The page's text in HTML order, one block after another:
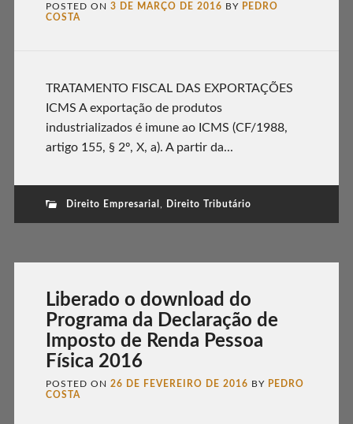
POSTED ON 3 DE MARÇO DE 2016 BY PEDRO
COSTA
TRATAMENTO FISCAL DAS EXPORTAÇÕES
ICMS A exportação de produtos
industrializados é imune ao ICMS (CF/1988,
artigo 155, § 2º, X, a). A partir da...
Direito Empresarial Direito Tributário
Liberado o download do
Programa da Declaração de
Imposto de Renda Pessoa
Física 2016
POSTED ON 26 DE FEVEREIRO DE 2016 BY PEDRO
COSTA